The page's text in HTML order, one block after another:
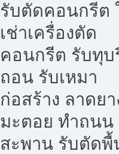
รับตัดคอนกรีต
เช่าเครื่องตัด
คอนกรีต รับทุบ
ถอน รับเหมา
ก่อสร้าง ลาดยา
มะตอย ทำถนน
สะพาน รับตัดพื้